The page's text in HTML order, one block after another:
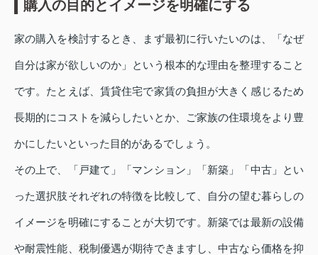
購入の目的とイメージを明確にする
家の購入を検討するとき、まず最初に行いたいのは、「なぜ
自分は家が欲しいのか」という根本的な理由を整理すること
です。たとえば、賃貸住宅で家賃の負担が大きく感じるため
長期的にコストを減らしたいとか、ご家族の住環境をより豊
かにしたいといった目的があるでしょう。
その上で、「戸建て」「マンション」「新築」「中古」とい
った選択肢それぞれの特徴を比較して、自分の望む暮らしの
イメージを明確にすることが大切です。新築では最新の設備
や耐震性能、税制優遇が期待できますし、中古なら価格を抑